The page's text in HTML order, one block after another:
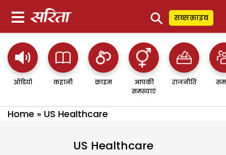
⚲ सब्सक्राइब
ऑडियो कहानी क्राइम
आपकी
समस्याएं
राजनीति
Home » US Healthcare
US Healthcare